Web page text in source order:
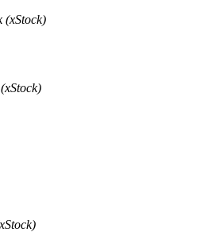
flexibele belangen
(xStock)